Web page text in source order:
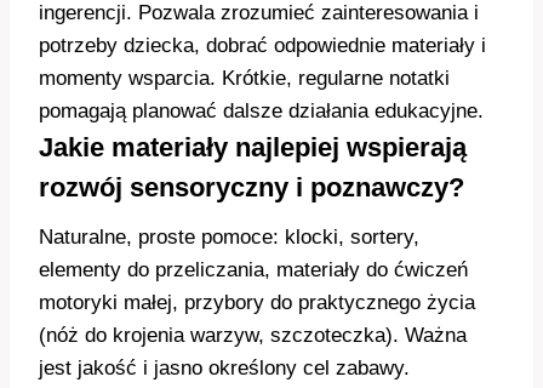
ingerencji. Pozwala zrozumieć zainteresowania i
potrzeby dziecka, dobrać odpowiednie materiały i
momenty wsparcia. Krótkie, regularne notatki
pomagają planować dalsze działania edukacyjne.
Jakie materiały najlepiej wspierają
rozwój sensoryczny i poznawczy?
Naturalne, proste pomoce: klocki, sortery,
elementy do przeliczania, materiały do ćwiczeń
motoryki małej, przybory do praktycznego życia
(nóż do krojenia warzyw, szczoteczka). Ważna
jest jakość i jasno określony cel zabawy.